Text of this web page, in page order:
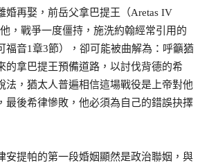
婚再娶，前岳父拿巴提王（Aretas IV
，戰爭一度僵持，施洗約翰經常引用的
福音1章3節），卻可能被曲解為：呼籲猶
的拿巴提王預備道路，以討伐背德的希
法，猶太人普遍相信這場戰役是上帝對他
最後希律慘敗，他必須為自己的錯誤抉擇
安提帕的第一段婚姻顯然是政治聯姻，與